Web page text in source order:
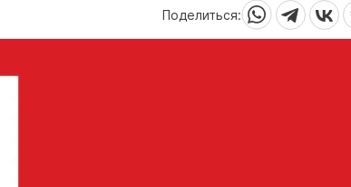
Поделиться: